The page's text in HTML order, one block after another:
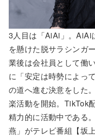
3人目は「AiAi」。AiAi
を懸けた脱サラシンガ
業後は会社員として働
に「安定は時勢によっ
の道へ進む決意をした
楽活動を開始。TikTok
精力的に活動中である
燕」がテレビ番組【坂